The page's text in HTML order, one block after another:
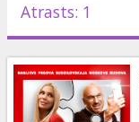
Pasākumi
Ziņas
Atrasts: 1